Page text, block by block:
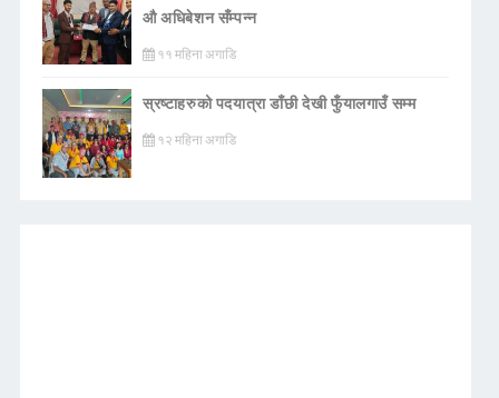
औ अधिबेशन सँम्पन्न
११ महिना अगाडि
स्रष्टाहरुको पदयात्रा डाँछी देखी फुँयालगाउँ सम्म
१२ महिना अगाडि